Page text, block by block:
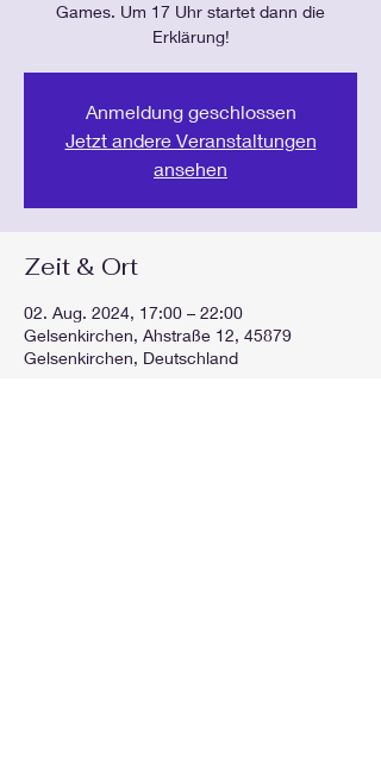
Games. Um 17 Uhr startet dann die
Erklärung!
Anmeldung geschlossen
Jetzt andere Veranstaltungen
ansehen
Zeit & Ort
02. Aug. 2024, 17:00 – 22:00
Gelsenkirchen, Ahstraße 12, 45879
Gelsenkirchen, Deutschland